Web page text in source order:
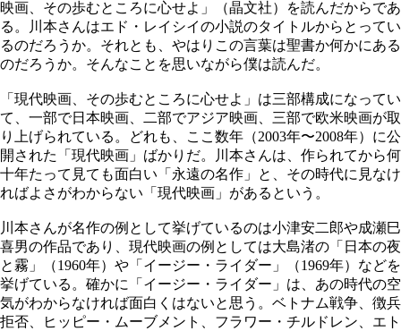
映画、その歩むところに心せよ」（晶文社）を読んだからであ
る。川本さんはエド・レイシイの小説のタイトルからとってい
るのだろうか。それとも、やはりこの言葉は聖書か何かにある
のだろうか。そんなことを思いながら僕は読んだ。
「現代映画、その歩むところに心せよ」は三部構成になってい
て、一部で日本映画、二部でアジア映画、三部で欧米映画が取
り上げられている。どれも、ここ数年（2003年〜2008年）に公
開された「現代映画」ばかりだ。川本さんは、作られてから何
十年たって見ても面白い「永遠の名作」と、その時代に見なけ
ればよさがわからない「現代映画」があるという。
川本さんが名作の例として挙げているのは小津安二郎や成瀬巳
喜男の作品であり、現代映画の例としては大島渚の「日本の夜
と霧」（1960年）や「イージー・ライダー」（1969年）などを
挙げている。確かに「イージー・ライダー」は、あの時代の空
気がわからなければ面白くはないと思う。ベトナム戦争、徴兵
拒否、ヒッピー・ムーブメント、フラワー・チルドレン、エト